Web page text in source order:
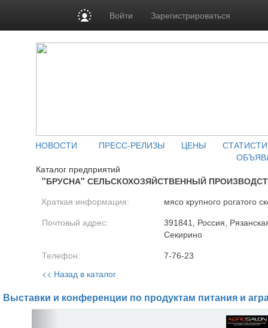
Войти Зарегистрироваться
НОВОСТИ ПРЕСС-РЕЛИЗЫ ЦЕНЫ
Каталог предприятий
"БРУСНА" СЕЛЬСКОХОЗЯЙСТВЕННЫЙ
Краткая информация: мясо крупного рогатого
Почтовый адрес:
391841, Россия,
Секирино
Телефон: 7-76-23
<< Назад в каталог
Выставки и конференции по продуктам питания и